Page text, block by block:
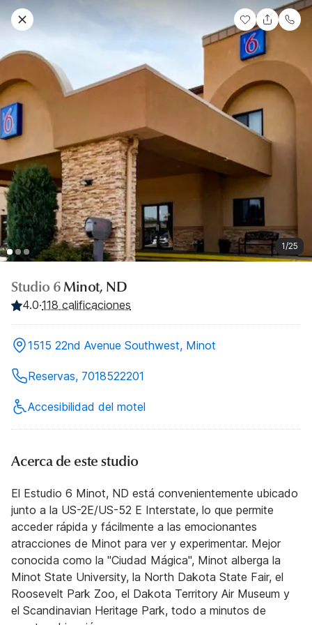
1/25
Studio 6 Minot, ND
4.0·118 calificaciones
1515 22nd Avenue Southwest, Minot
Reservas, 7018522201
Accesibilidad del motel
Acerca de este studio
El Estudio 6 Minot, ND está convenientemente ubicado
junto a la US-2E/US-52 E Interstate, lo que permite
acceder rápida y fácilmente a las emocionantes
atracciones de Minot para ver y experimentar. Mejor
conocida como la "Ciudad Mágica", Minot alberga la
Minot State University, la North Dakota State Fair, el
Roosevelt Park Zoo, el Dakota Territory Air Museum y
el Scandinavian Heritage Park, todo a minutos de